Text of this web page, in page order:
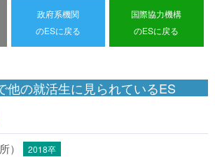
政府系機関
のESに戻る
国際協力機構
のESに戻る
他の就活生に見られているES
） 2018卒